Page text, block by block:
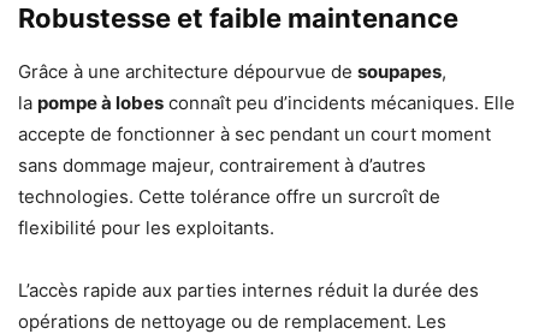
Robustesse et faible maintenance
Grâce à une architecture dépourvue de soupapes,
la pompe à lobes connaît peu d’incidents mécaniques. Elle
accepte de fonctionner à sec pendant un court moment
sans dommage majeur, contrairement à d’autres
technologies. Cette tolérance offre un surcroît de
flexibilité pour les exploitants.
L’accès rapide aux parties internes réduit la durée des
opérations de nettoyage ou de remplacement. Les